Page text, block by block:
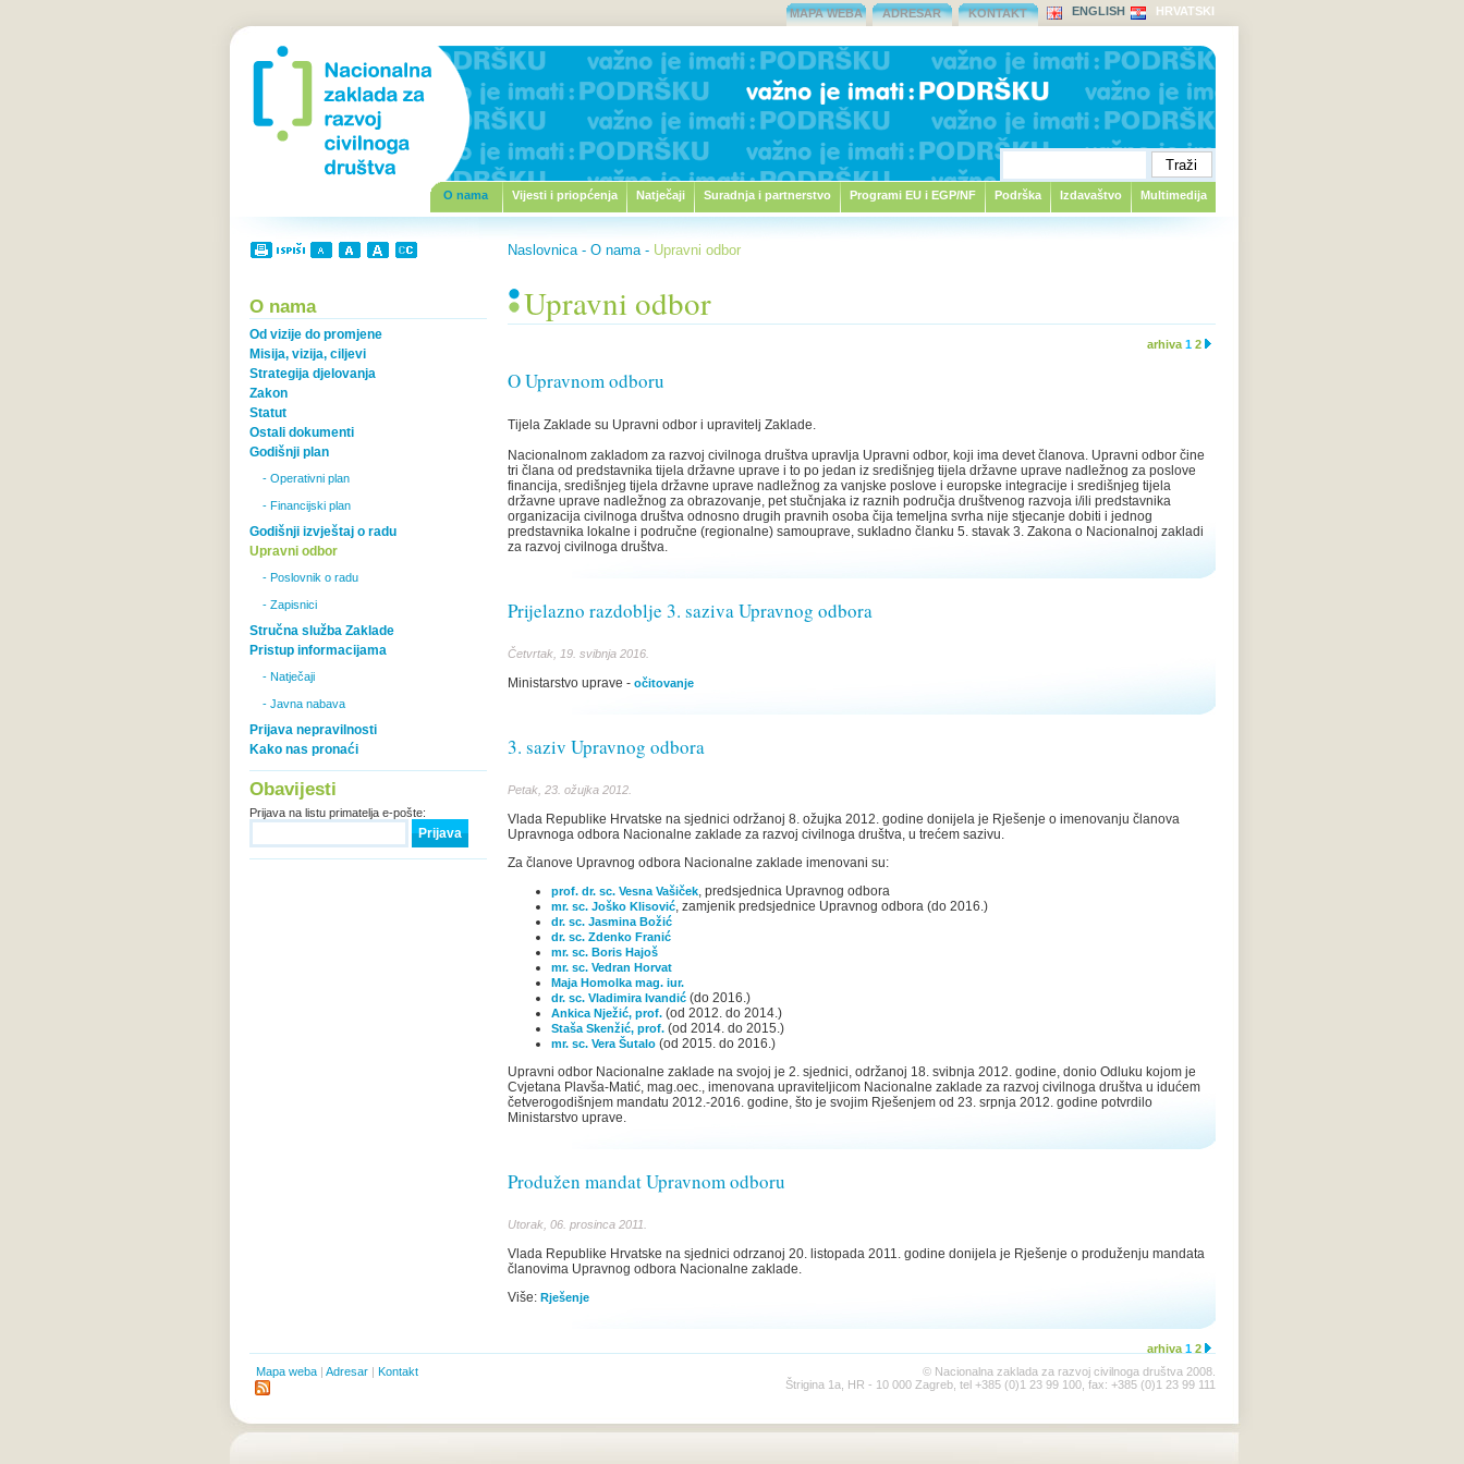
HRVATSKI
ENGLISH
KONTAKT
ADRESAR
MAPA WEBA
Multimedija
Izdavaštvo
Podrška
Programi EU i EGP/NF
Suradnja i partnerstvo
Natječaji
Vijesti i priopćenja
O nama
O nama
Od vizije do promjene
Misija, vizija, ciljevi
Strategija djelovanja
Zakon
Statut
Ostali dokumenti
Godišnji plan
- Operativni plan
- Financijski plan
Godišnji izvještaj o radu
Upravni odbor
- Poslovnik o radu
- Zapisnici
Stručna služba Zaklade
Pristup informacijama
- Natječaji
- Javna nabava
Prijava nepravilnosti
Kako nas pronaći
Obavijesti
Prijava na listu primatelja e-pošte:
Naslovnica- O nama- Upravni odbor
Upravni odbor
arhiva 1 2
O Upravnom odboru
Tijela Zaklade su Upravni odbor i upravitelj Zaklade.
Nacionalnom zakladom za razvoj civilnoga društva upravlja Upravni odbor, koji ima devet članova. Upravni odbor čine
tri člana od predstavnika tijela državne uprave i to po jedan iz središnjeg tijela državne uprave nadležnog za poslove
financija, središnjeg tijela državne uprave nadležnog za vanjske poslove i europske integracije i središnjeg tijela
državne uprave nadležnog za obrazovanje, pet stučnjaka iz raznih područja društvenog razvoja i/ili predstavnika
organizacija civilnoga društva odnosno drugih pravnih osoba čija temeljna svrha nije stjecanje dobiti i jednog
predstavnika lokalne i područne (regionalne) samouprave, sukladno članku 5. stavak 3. Zakona o Nacionalnoj zakladi
za razvoj civilnoga društva.
Prijelazno razdoblje 3. saziva Upravnog odbora
Četvrtak, 19. svibnja 2016.
Ministarstvo uprave - očitovanje
3. saziv Upravnog odbora
Petak, 23. ožujka 2012.
Vlada Republike Hrvatske na sjednici održanoj 8. ožujka 2012. godine donijela je Rješenje o imenovanju članova
Upravnoga odbora Nacionalne zaklade za razvoj civilnoga društva, u trećem sazivu.
Za članove Upravnog odbora Nacionalne zaklade imenovani su:
prof. dr. sc. Vesna Vašiček, predsjednica Upravnog odbora
mr. sc. Joško Klisović, zamjenik predsjednice Upravnog odbora (do 2016.)
dr. sc. Jasmina Božić
dr. sc. Zdenko Franić
mr. sc. Boris Hajoš
mr. sc. Vedran Horvat
Maja Homolka mag. iur.
dr. sc. Vladimira Ivandić(do 2016.)
Ankica Nježić, prof.(od 2012. do 2014.)
Staša Skenžić, prof.(od 2014. do 2015.)
mr. sc. Vera Šutalo(od 2015. do 2016.)
Upravni odbor Nacionalne zaklade na svojoj je 2. sjednici, održanoj 18. svibnja 2012. godine, donio Odluku kojom je
Cvjetana Plavša-Matić, mag.oec., imenovana upraviteljicom Nacionalne zaklade za razvoj civilnoga društva u idućem
četverogodišnjem mandatu 2012.-2016. godine, što je svojim Rješenjem od 23. srpnja 2012. godine potvrdilo
Ministarstvo uprave.
Produžen mandat Upravnom odboru
Utorak, 06. prosinca 2011.
Vlada Republike Hrvatske na sjednici odrzanoj 20. listopada 2011. godine donijela je Rješenje o produženju mandata
članovima Upravnog odbora Nacionalne zaklade.
Više: Rješenje
arhiva 1 2
Mapa weba| Adresar| Kontakt
© Nacionalna zaklada za razvoj civilnoga društva 2008.
Štrigina 1a, HR - 10 000 Zagreb, tel +385 (0)1 23 99 100, fax: +385 (0)1 23 99 111